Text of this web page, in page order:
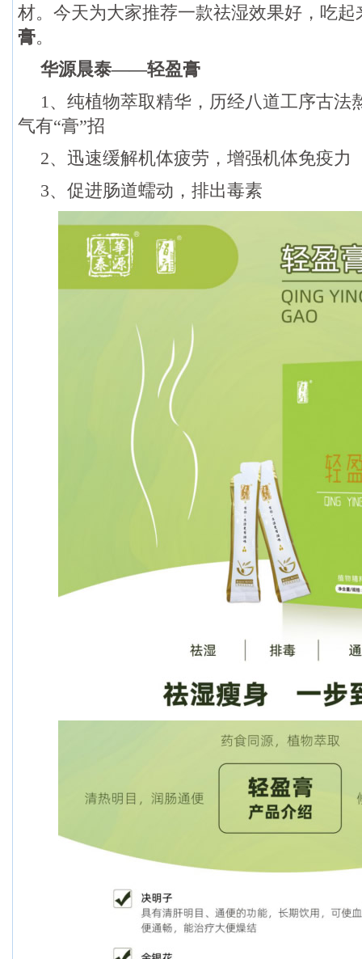
材。今天为大家推荐一款祛湿效果好，吃
膏。
华源晨泰——轻盈膏
1、纯植物萃取精华，历经八道工序古法
气有“膏”招
2、迅速缓解机体疲劳，增强机体免疫力
3、促进肠道蠕动，排出毒素